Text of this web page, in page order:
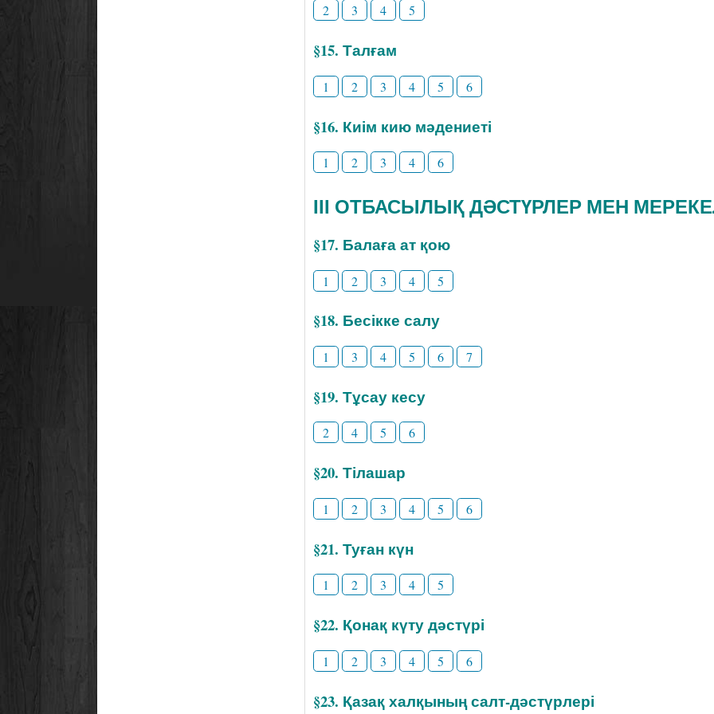
2 3 4 5
§15. Талғам
1 2 3 4 5 6
§16. Киім кию мәдениеті
1 2 3 4 6
ІІІ ОТБАСЫЛЫҚ ДӘСТҮРЛЕР МЕН
§17. Балаға ат қою
1 2 3 4 5
§18. Бесікке салу
1 3 4 5 6 7
§19. Тұсау кесу
2 4 5 6
§20. Тілашар
1 2 3 4 5 6
§21. Туған күн
1 2 3 4 5
§22. Қонақ күту дәстүрі
1 2 3 4 5 6
§23. Қазақ халқының салт-дәстүрлері